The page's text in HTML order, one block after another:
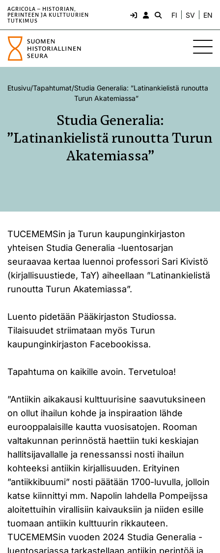
AGRICOLA – HISTORIAN,
PERINTEEN JA KULTTUURIEN
TUTKIMUS
FI SV EN
Etusivu/Tapahtumat/Studia Generalia: ”Latinankielistä runoutta
Turun Akatemiassa”
Studia Generalia:
”Latinankielistä runoutta Turun
Akatemiassa”
TUCEMEMSin ja Turun kaupunginkirjaston
yhteisen Studia Generalia -luentosarjan
seuraavaa kertaa luennoi professori Sari Kivistö
(kirjallisuustiede, TaY) aiheellaan ”Latinankielistä
runoutta Turun Akatemiassa”.
Luento pidetään Pääkirjaston Studiossa.
Tilaisuudet striimataan myös Turun
kaupunginkirjaston Facebookissa.
Tapahtuma on kaikille avoin. Tervetuloa!
”Antiikin aikakausi kulttuurisine saavutuksineen
on ollut ihailun kohde ja inspiraation lähde
eurooppalaisille kautta vuosisatojen. Rooman
valtakunnan perinnöstä haettiin tuki keskiajan
hallitsijavallalle ja renessanssi nosti ihailun
kohteeksi antiikin kirjallisuuden. Erityinen
”antiikkibuumi” nosti päätään 1700-luvulla, jolloin
katse kiinnittyi mm. Napolin lahdella Pompeijssa
aloitettuihin virallisiin kaivauksiin ja niiden esille
tuomaan antiikin kulttuurin rikkauteen.
TUCEMEMSin vuoden 2024 Studia Generalia -
luentosarjassa tarkastellaan antiikin perintöä ja